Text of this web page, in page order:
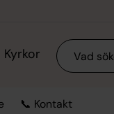
Kyrkor Sök
📞 Kontakt